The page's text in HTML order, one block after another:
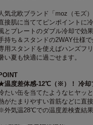
気北欧ブランド「moz（モズ
接肌に当ててピンポイントに
とプレートのダブル冷却で効
持ち＆スタンドの2WAY仕様で
用スタンドを使えばハンズフ
い夏も快適に過ごせます。
温度差体感-12℃（※）！ 冷却
たい缶を当てたようなヒヤッ
がたまりやすい首筋などに直
外気温28℃での温度差検査結果